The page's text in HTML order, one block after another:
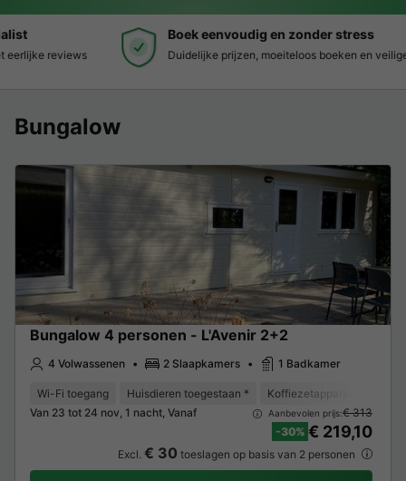
Boek eenvoudig en zonder stress
Duidelijke prijzen, moeiteloos boeken en veilige betaalomgeving
Bungalow
Bungalow 4 personen - L'Avenir 2+2
4 Volwassenen 2 Slaapkamers 1 Badkamer
Wi-Fi toegang Huisdieren toegestaan * Koffiezetapparaat
Van 23 tot 24 nov, 1 nacht, Vanaf
Aanbevolen prijs:€ 313
-30% € 219,10
Excl. € 30 toeslagen op basis van 2 personen